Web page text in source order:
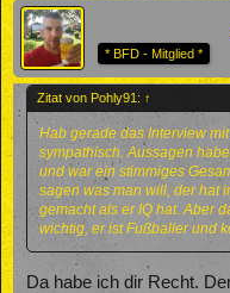
* BFD - Mitglied *
Zitat von Pohly91: ↑
Hab gerade das Interview
sympathisch. Aussagen
und war ein stimmiges
sagen was man will, der hat
gemacht als er IQ hat. Aber
wichtig, er ist Fußballer und
Da habe ich dir Recht.